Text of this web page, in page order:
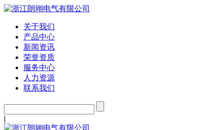
关于我们
产品中心
新闻资讯
荣誉资质
服务中心
人力资源
联系我们
|